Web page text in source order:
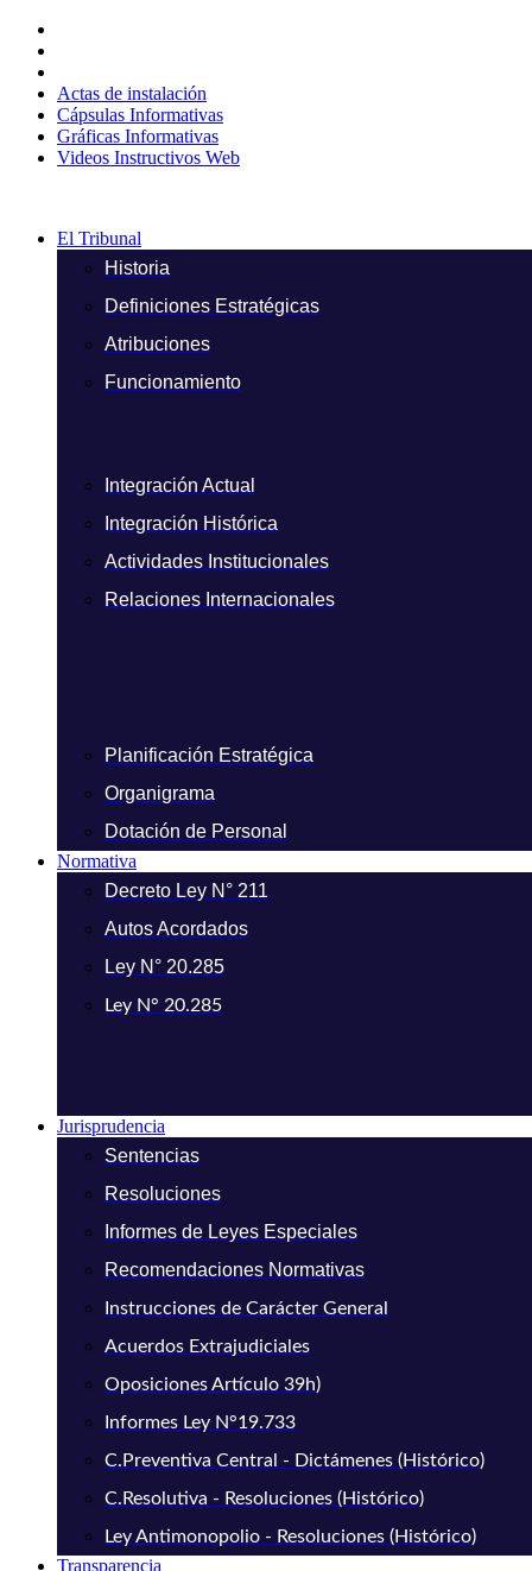
contenido
Actas de instalación
Cápsulas Informativas
Gráficas Informativas
Videos Instructivos Web
El Tribunal
Historia
Definiciones Estratégicas
Atribuciones
Funcionamiento
Integración Actual
Integración Histórica
Actividades Institucionales
Relaciones Internacionales
Planificación Estratégica
Organigrama
Dotación de Personal
Normativa
Decreto Ley N° 211
Autos Acordados
Ley N° 20.285
Ley N° 20.285
Jurisprudencia
Sentencias
Resoluciones
Informes de Leyes Especiales
Recomendaciones Normativas
Instrucciones de Carácter General
Acuerdos Extrajudiciales
Oposiciones Artículo 39h)
Informes Ley N°19.733
C.Preventiva Central - Dictámenes (Histórico)
C.Resolutiva - Resoluciones (Histórico)
Ley Antimonopolio - Resoluciones (Histórico)
Transparencia